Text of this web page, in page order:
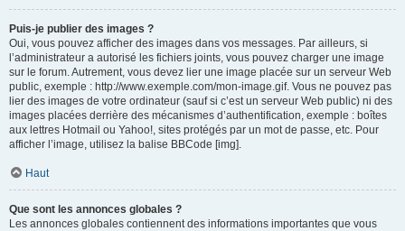
Puis-je publier des images ?
Oui, vous pouvez afficher des images dans vos messages. Par ailleurs, si
l’administrateur a autorisé les fichiers joints, vous pouvez charger une image
sur le forum. Autrement, vous devez lier une image placée sur un serveur Web
public, exemple : http://www.exemple.com/mon-image.gif. Vous ne pouvez pas
lier des images de votre ordinateur (sauf si c’est un serveur Web public) ni des
images placées derrière des mécanismes d’authentification, exemple : boîtes
aux lettres Hotmail ou Yahoo!, sites protégés par un mot de passe, etc. Pour
afficher l’image, utilisez la balise BBCode [img].
Haut
Que sont les annonces globales ?
Les annonces globales contiennent des informations importantes que vous